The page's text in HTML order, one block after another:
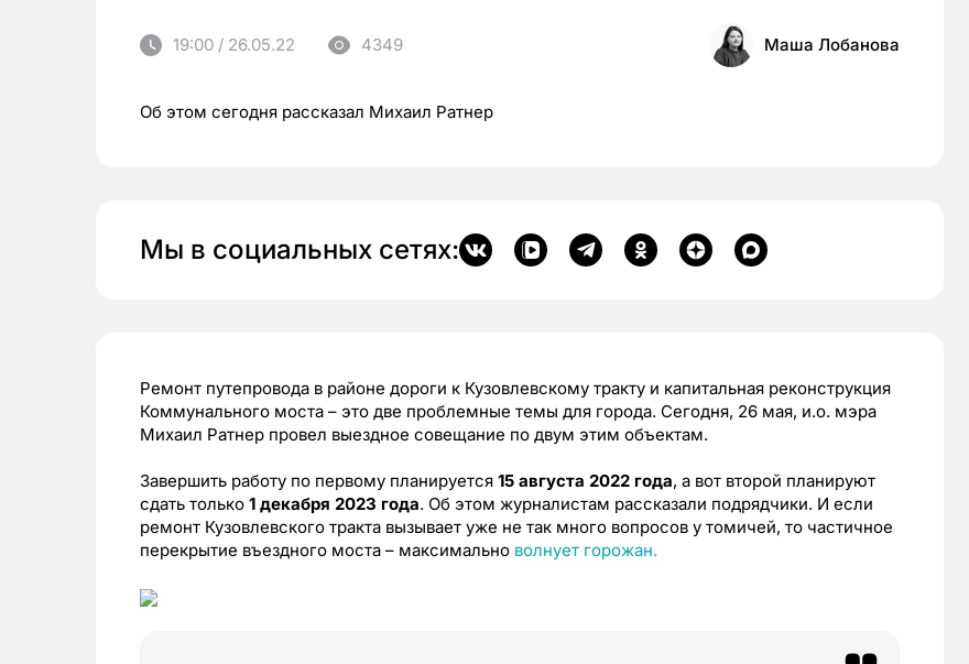
19:00 / 26.05.22 4349 Маша Лобанова
Об этом сегодня рассказал Михаил Ратнер
Мы в социальных сетях:
Ремонт путепровода в районе дороги к Кузовлевскому тракту и капитальная реконструкция
Коммунального моста – это две проблемные темы для города. Сегодня, 26 мая, и.о. мэра
Михаил Ратнер провел выездное совещание по двум этим объектам.
Завершить работу по первому планируется 15 августа 2022 года, а вот второй планируют
сдать только 1 декабря 2023 года. Об этом журналистам рассказали подрядчики. И если
ремонт Кузовлевского тракта вызывает уже не так много вопросов у томичей, то частичное
перекрытие въездного моста – максимально волнует горожан.